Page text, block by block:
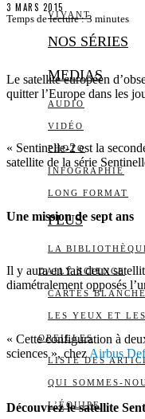
VIVANT
NOS SÉRIES
MEDIAS
AUDIO
VIDÉO
PHOTO
INFOGRAPHIE
LONG FORMAT
PLUS
LA
DAILY SCIENCE
CARTES
LES YEUX ET LES
OREILLES
LISTE DES
QUI SOMMES-
L’ÉQUIPE
3 MARS 2015
Temps de lecture :3 minutes
Le satellite européen
quitter l’Europe dans les
« Sentinelle-2 est la
satellite de la série
Une mission de sept ans
Il y aura en fait deux
diamétralement opposés
« Cette configuration à
sciences », chez Airbus
Découvrez le satellite